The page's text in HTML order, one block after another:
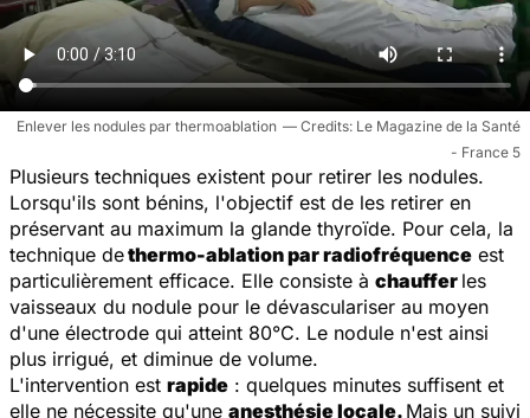
Enlever les nodules par thermoablation
Le Magazine de la Santé
- France 5
Plusieurs techniques existent pour retirer les nodules.
Lorsqu'ils sont bénins, l'objectif est de les retirer en
préservant au maximum la glande thyroïde. Pour cela, la
technique dethermo-ablation par radiofréquence est
particulièrement efficace. Elle consiste à chauffer les
vaisseaux du nodule pour le dévasculariser au moyen
d'une électrode qui atteint 80°C. Le nodule n'est ainsi
plus irrigué, et diminue de volume.
L'intervention est rapide : quelques minutes suffisent et
elle ne nécessite qu'une anesthésie locale. Mais un suivi